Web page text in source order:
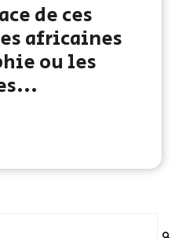
de ces
africaines
ou les